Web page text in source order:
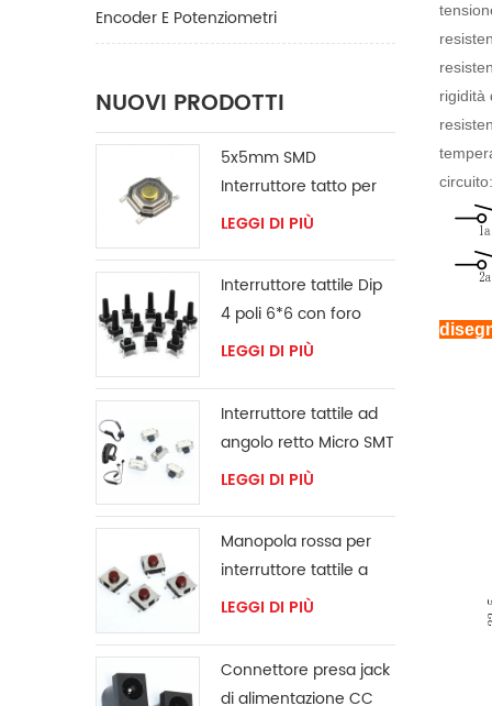
rigidità
circuito:
Encoder E Potenziometri
NUOVI PRODOTTI
5x5mm SMD
Interruttore tatto per
ventilatore
LEGGI DI PIÙ
Interruttore tattile Dip
4 poli 6*6 con foro
passante
LEGGI DI PIÙ
Interruttore tattile ad
angolo retto Micro SMT
LEGGI DI PIÙ
Manopola rossa per
interruttore tattile a
montaggio
LEGGI DI PIÙ
Connettore presa jack
di alimentazione CC